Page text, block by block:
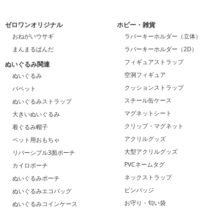
ゼロワンオリジナル
おねがいウサギ
まんまるぱんだ
ぬいぐるみ関連
ぬいぐるみ
パペット
ぬいぐるみストラップ
大きいぬいぐるみ
着ぐるみ帽子
ペット用おもちゃ
リバーシブル3面ポーチ
カイロポーチ
ぬいぐるみポーチ
ぬいぐるみエコバッグ
ぬいぐるみコインケース
ホビー・雑貨
ラバーキーホルダー（立体）
ラバーキーホルダー（2D）
フィギュアストラップ
空洞フィギュア
クッションストラップ
スチール缶ケース
マグネットシート
クリップ・マグネット
アクリルグッズ
大型アクリルグッズ
PVCネームタグ
ネックストラップ
ピンバッジ
お守り・匂い袋